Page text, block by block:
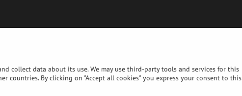
collect data about its use. We may use third-party tools and services for this
countries. By clicking on "Accept all cookies" you express your consent to this